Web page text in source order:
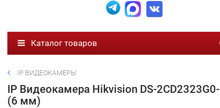
Каталог товаров
IP ВИДЕОКАМЕРЫ
IP Видеокамера Hikvision DS-
(6 мм)